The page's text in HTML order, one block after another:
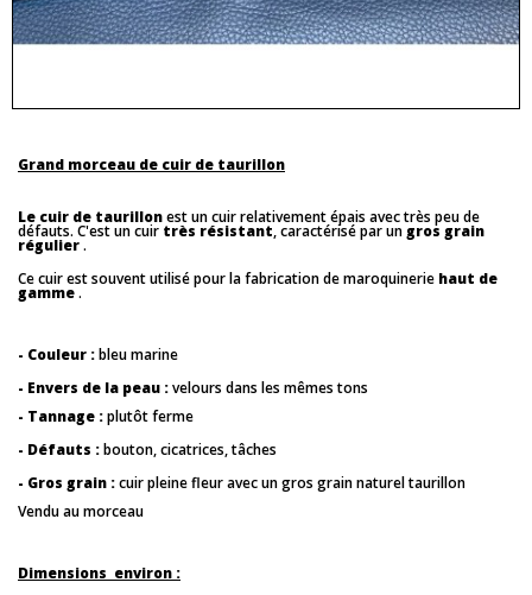
Grand morceau de cuir de taurillon
Le cuir de taurillonest un cuir relativement épais avec très peu de
défauts. C'est un cuir très résistant, caractérisé par un gros grain
régulier.
Ce cuir est souvent utilisé pour la fabrication de maroquinerie haut de
gamme.
- Couleur :bleu marine
- Envers de la peau :velours dans les mêmes tons
- Tannage :plutôt ferme
- Défauts :bouton, cicatrices, tâches
- Gros grain :cuir pleine fleur avec un gros grain naturel taurillon
Vendu au morceau
Dimensions environ :